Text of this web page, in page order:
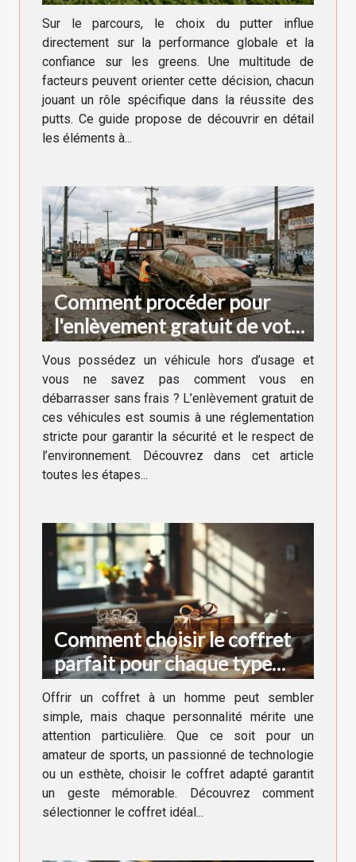
Sur le parcours, le choix du putter influe
directement sur la performance globale et la
confiance sur les greens. Une multitude de
facteurs peuvent orienter cette décision, chacun
jouant un rôle spécifique dans la réussite des
putts. Ce guide propose de découvrir en détail
les éléments à...
Comment procéder pour
l'enlèvement gratuit de votre
véhicule hors d'usage ?
Vous possédez un véhicule hors d’usage et
vous ne savez pas comment vous en
débarrasser sans frais ? L’enlèvement gratuit de
ces véhicules est soumis à une réglementation
stricte pour garantir la sécurité et le respect de
l’environnement. Découvrez dans cet article
toutes les étapes...
Comment choisir le coffret
parfait pour chaque type
d'homme ?
Offrir un coffret à un homme peut sembler
simple, mais chaque personnalité mérite une
attention particulière. Que ce soit pour un
amateur de sports, un passionné de technologie
ou un esthète, choisir le coffret adapté garantit
un geste mémorable. Découvrez comment
sélectionner le coffret idéal...